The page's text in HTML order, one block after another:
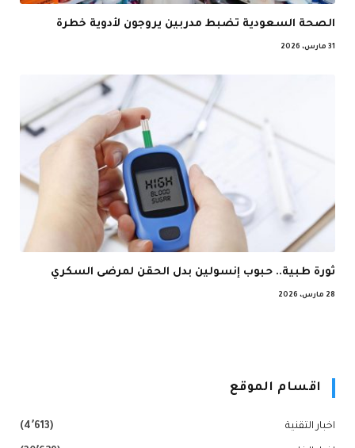
الصحة السعودية تضبط مدربين يروجون لأدوية خطرة
31 مارس، 2026
ثورة طبية.. حبوب إنسولين بدل الحقن لمرضى السكري
28 مارس، 2026
اقسام الموقع
اخبار التقنية (4٬613)